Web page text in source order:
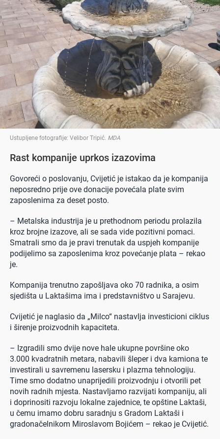
Ustupljene fotografije: Velibor Tripić MDA
Rast kompanije uprkos izazovima
Govoreći o poslovanju, Cvijetić je istakao da je kompanija
neposredno prije ove donacije povećala plate svim
zaposlenima za deset posto.
– Metalska industrija je u prethodnom periodu prolazila
kroz brojne izazove, ali se sada vide pozitivni pomaci.
Smatrali smo da je pravi trenutak da uspjeh kompanije
podijelimo sa zaposlenima kroz povećanje plata – rekao
je.
Kompanija trenutno zapošljava oko 70 radnika, a osim
sjedišta u Laktašima ima i predstavništvo u Sarajevu.
Cvijetić je naglasio da „Milco“ nastavlja investicioni ciklus
i širenje proizvodnih kapaciteta.
– Izgradili smo dvije nove hale ukupne površine oko
3.000 kvadratnih metara, nabavili šleper i dva kamiona te
investirali u savremenu lasersku i plazma tehnologiju.
Time smo dodatno unaprijedili proizvodnju i otvorili pet
novih radnih mjesta. Nastavljamo razvijati kompaniju, ali
i doprinositi razvoju lokalne zajednice, te opštine Laktaši,
u čemu imamo dobru saradnju s Gradom Laktaši i
gradonačelnikom Miroslavom Bojićem – rekao je Cvijetić.